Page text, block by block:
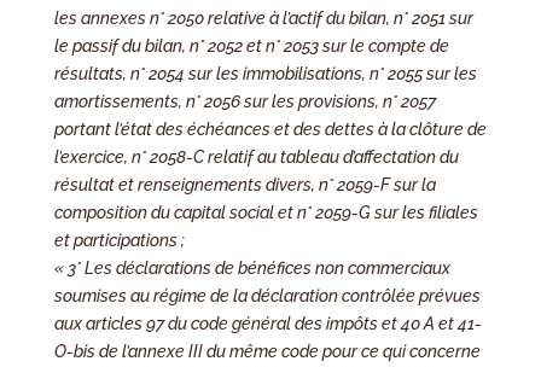
les annexes n° 2050 relative à l’actif du bilan, n° 2051 sur
le passif du bilan, n° 2052 et n° 2053 sur le compte de
résultats, n° 2054 sur les immobilisations, n° 2055 sur les
amortissements, n° 2056 sur les provisions, n° 2057
portant l’état des échéances et des dettes à la clôture de
l’exercice, n° 2058-C relatif au tableau d’affectation du
résultat et renseignements divers, n° 2059-F sur la
composition du capital social et n° 2059-G sur les filiales
et participations ;
« 3° Les déclarations de bénéfices non commerciaux
soumises au régime de la déclaration contrôlée prévues
aux articles 97 du code général des impôts et 40 A et 41-
O-bis de l’annexe III du même code pour ce qui concerne